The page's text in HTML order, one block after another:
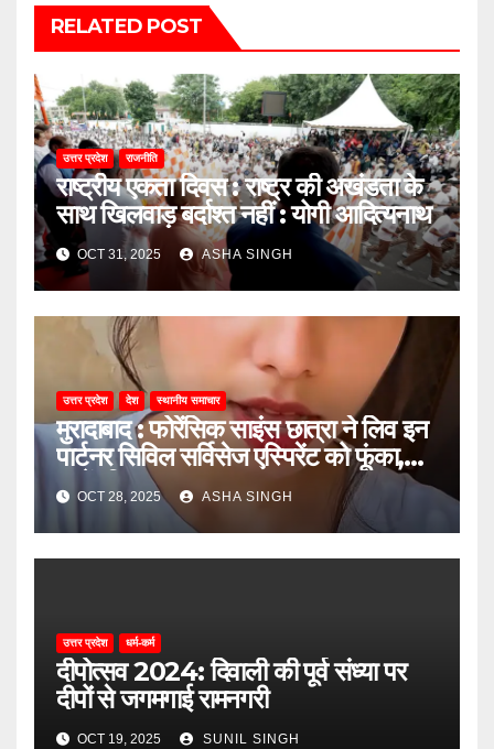
RELATED POST
उत्तर प्रदेश राजनीति
राष्ट्रीय एकता दिवस : राष्ट्र की अखंडता के
साथ खिलवाड़ बर्दाश्त नहीं : योगी आदित्यनाथ
OCT 31, 2025 ASHA SINGH
उत्तर प्रदेश देश स्थानीय समाचार
मुरादाबाद : फोरेंसिक साइंस छात्रा ने लिव इन
पार्टनर सिविल सर्विसेज एस्पिरेंट को फूंका,
जानें, फिर क्या हुआ…
OCT 28, 2025 ASHA SINGH
उत्तर प्रदेश धर्म-कर्म
दीपोत्सव 2024: दिवाली की पूर्व संध्या पर
दीपों से जगमगाई रामनगरी
OCT 19, 2025 SUNIL SINGH